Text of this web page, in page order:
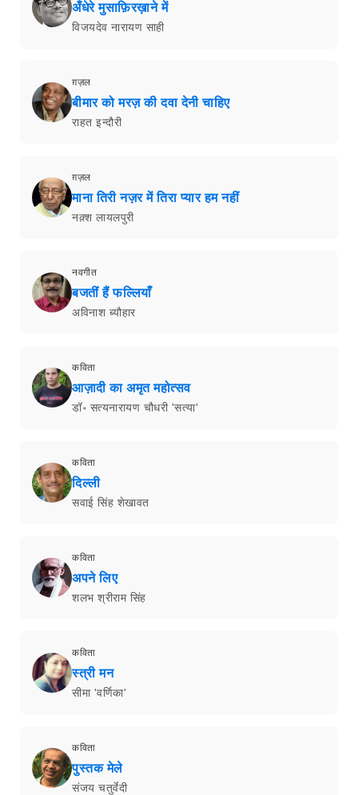
अँधेरे मुसाफ़िरख़ाने में
विजयदेव नारायण साही
ग़ज़ल
बीमार को मरज़ की दवा देनी चाहिए
राहत इन्दौरी
ग़ज़ल
माना तिरी नज़र में तिरा प्यार हम नहीं
नक़्श लायलपुरी
नवगीत
बजतीं हैं फल्लियाँ
अविनाश ब्यौहार
कविता
आज़ादी का अमृत महोत्सव
डॉ॰ सत्यनारायण चौधरी 'सत्या'
कविता
दिल्ली
सवाई सिंह शेखावत
कविता
अपने लिए
शलभ श्रीराम सिंह
कविता
स्त्री मन
सीमा 'वर्णिका'
कविता
पुस्तक मेले
संजय चतुर्वेदी